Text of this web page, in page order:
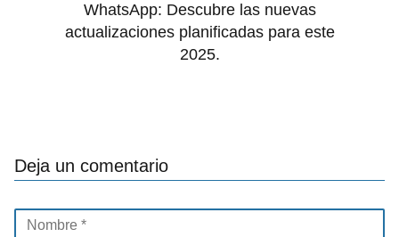
WhatsApp: Descubre las nuevas
actualizaciones planificadas para este
2025.
Deja un comentario